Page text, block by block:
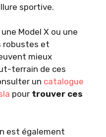
sportive.
Model X ou une
robustes et
mieux
terrain de ces
un catalogue
pour trouver ces
est également